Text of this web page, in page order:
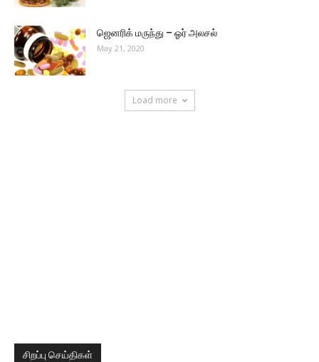
ஜெனரிக் மருந்து – ஓர் அலசல்
May 21, 2020
Load more
சிறப்பு செய்திகள்